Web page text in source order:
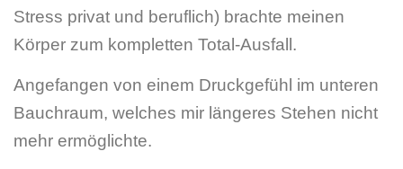
Stress privat und beruflich) brachte meinen
Körper zum kompletten Total-Ausfall.
Angefangen von einem Druckgefühl im unteren
Bauchraum, welches mir längeres Stehen nicht
mehr ermöglichte.